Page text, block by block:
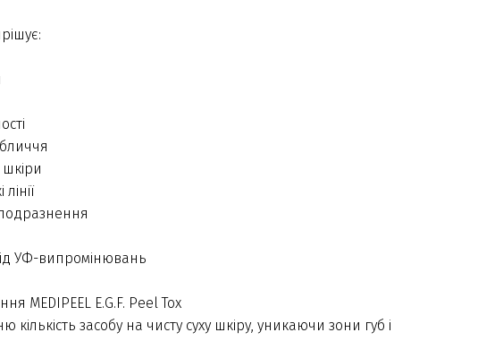
УФ-випромінювань
MEDIPEEL E.G.F. Peel Tox
кількість засобу на чисту суху шкіру, уникаючи зони губ і